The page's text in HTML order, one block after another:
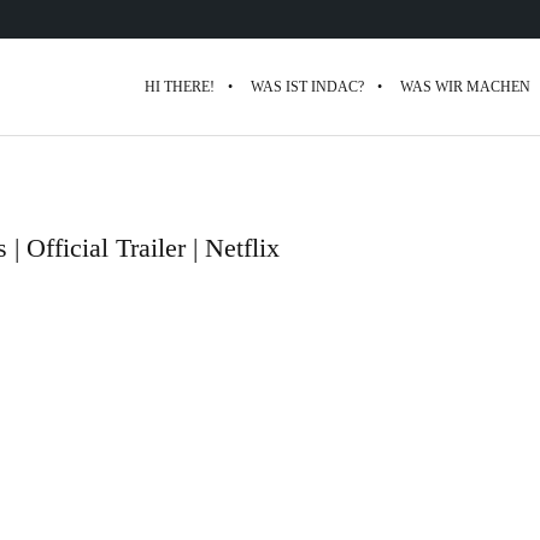
HI THERE! WAS IST INDAC? WAS WIR MACHEN
| Official Trailer | Netflix